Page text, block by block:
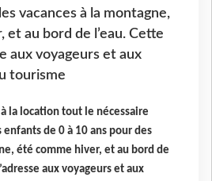
vacances à la montagne,
et au bord de l’eau. Cette
aux voyageurs et aux
tourisme
la location tout le nécessaire
enfants de 0 à 10 ans pour des
été comme hiver, et au bord de
aux voyageurs et aux